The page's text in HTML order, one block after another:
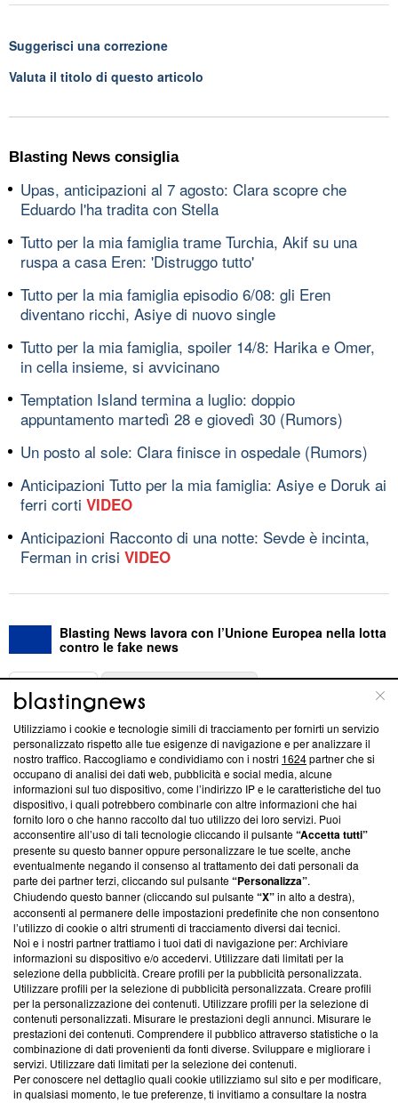
Suggerisci una correzione
Valuta il titolo di questo articolo
Blasting News consiglia
Upas, anticipazioni al 7 agosto: Clara scopre che
Eduardo l'ha tradita con Stella
Tutto per la mia famiglia trame Turchia, Akif su una
ruspa a casa Eren: 'Distruggo tutto'
Tutto per la mia famiglia episodio 6/08: gli Eren
diventano ricchi, Asiye di nuovo single
Tutto per la mia famiglia, spoiler 14/8: Harika e Omer,
in cella insieme, si avvicinano
Temptation Island termina a luglio: doppio
appuntamento martedì 28 e giovedì 30 (Rumors)
Un posto al sole: Clara finisce in ospedale (Rumors)
Anticipazioni Tutto per la mia famiglia: Asiye e Doruk ai
ferri corti VIDEO
Anticipazioni Racconto di una notte: Sevde è incinta,
Ferman in crisi VIDEO
Blasting News lavora con l’Unione Europea nella lotta
contro le fake news
ABOUT
Questa sezione offre informazioni trasparenti su Blasting
News, sui nostri processi editoriali e su come ci impegniamo a
creare news di qualità. Inoltre, afferma la nostra aderenza a
‘Trust Project - News with Integrity’Blasting News non è
ancora membro del programma, ma ha richiesto di farne
parte; Trust Project non ha ancora effettuato una verifica di
conformità agli standard.
Su di noi
Team editoriale
Corporate
Redazione
Informativa Privacy
Cookie Policy
Blasting SA, IDI CHE-247.845.224, Via Carlo Frasca, 3 - 6900
Lugano (Svizzera) Tel:+39 0690258937
Utilizziamo i cookie e tecnologie simili di tracciamento per fornirti un servizio
personalizzato rispetto alle tue esigenze di navigazione e per analizzare il
nostro traffico. Raccogliamo e condividiamo con i nostri 1624partner che si
occupano di analisi dei dati web, pubblicità e social media, alcune
informazioni sul tuo dispositivo, come l’indirizzo IP e le caratteristiche del tuo
dispositivo, i quali potrebbero combinarle con altre informazioni che hai
fornito loro o che hanno raccolto dal tuo utilizzo dei loro servizi. Puoi
acconsentire all’uso di tali tecnologie cliccando il pulsante“Accetta tutti”
presente su questo banner oppure personalizzare le tue scelte, anche
eventualmente negando il consenso al trattamento dei dati personali da
parte dei partner terzi, cliccando sul pulsante“Personalizza”.
Chiudendo questo banner (cliccando sul pulsante“X”in alto a destra),
acconsenti al permanere delle impostazioni predefinite che non consentono
l’utilizzo di cookie o altri strumenti di tracciamento diversi dai tecnici.
Noi e i nostri partner trattiamo i tuoi dati di navigazione per: Archiviare
informazioni su dispositivo e/o accedervi. Utilizzare dati limitati per la
selezione della pubblicità. Creare profili per la pubblicità personalizzata.
Utilizzare profili per la selezione di pubblicità personalizzata. Creare profili
per la personalizzazione dei contenuti. Utilizzare profili per la selezione di
contenuti personalizzati. Misurare le prestazioni degli annunci. Misurare le
prestazioni dei contenuti. Comprendere il pubblico attraverso statistiche o la
combinazione di dati provenienti da fonti diverse. Sviluppare e migliorare i
servizi. Utilizzare dati limitati per la selezione dei contenuti.
Per conoscere nel dettaglio quali cookie utilizziamo sul sito e per modificare,
in qualsiasi momento, le tue preferenze, ti invitiamo a consultare la nostra